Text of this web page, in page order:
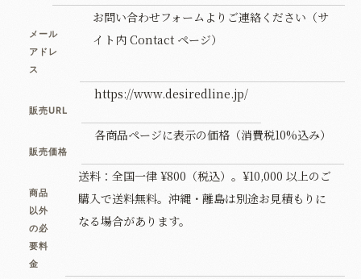
メール
アドレ
ス
お問い合わせフォームよりご連絡ください（サ
イト内 Contact ページ）
販売URL
https://www.desiredline.jp/
販売価格
各商品ページに表示の価格（消費税10%込み）
商品
以外
の必
要料
金
送料：全国一律 ¥800（税込）。¥10,000 以上のご
購入で送料無料。沖縄・離島は別途お見積もりに
なる場合があります。